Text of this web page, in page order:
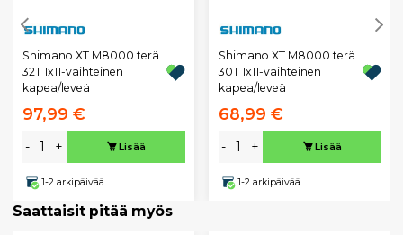
Shimano XT M8000 terä
32T 1x11-vaihteinen
kapea/leveä
97,99 €
- + Lisää
1-2 arkipäivää
Shimano XT M8000 terä
30T 1x11-vaihteinen
kapea/leveä
68,99 €
- + Lisää
1-2 arkipäivää
Saattaisit pitää myös